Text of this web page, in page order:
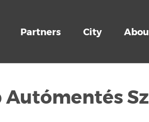
Partners City
Autómentés